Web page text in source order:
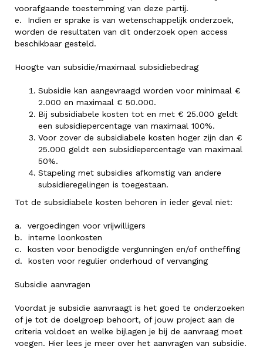
voorafgaande toestemming van deze partij.
e. Indien er sprake is van wetenschappelijk onderzoek,
worden de resultaten van dit onderzoek open access
beschikbaar gesteld.
Hoogte van subsidie/maximaal subsidiebedrag
Subsidie kan aangevraagd worden voor minimaal €
2.000 en maximaal € 50.000.
Bij subsidiabele kosten tot en met € 25.000 geldt
een subsidiepercentage van maximaal 100%.
Voor zover de subsidiabele kosten hoger zijn dan €
25.000 geldt een subsidiepercentage van maximaal
50%.
Stapeling met subsidies afkomstig van andere
subsidieregelingen is toegestaan.
Tot de subsidiabele kosten behoren in ieder geval niet:
a. vergoedingen voor vrijwilligers
b. interne loonkosten
c. kosten voor benodigde vergunningen en/of ontheffing
d. kosten voor regulier onderhoud of vervanging
Subsidie aanvragen
Voordat je subsidie aanvraagt is het goed te onderzoeken
of je tot de doelgroep behoort, of jouw project aan de
criteria voldoet en welke bijlagen je bij de aanvraag moet
voegen. Hier lees je meer over het aanvragen van subsidie.